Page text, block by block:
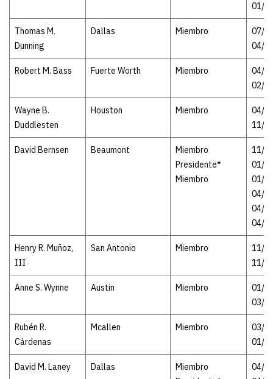
01/
Thomas M.
Dunning
Dallas Miembro
07/
04/
Robert M. Bass Fuerte Worth Miembro
04/
02/
Wayne B.
Duddlesten
Houston Miembro
04/
11/
David Bernsen Beaumont
Miembro
Presidente*
Miembro
11/
01/
01/
04/
04/
04/
Henry R. Muñoz,
III
San Antonio Miembro
11/
11/
Anne S. Wynne Austin Miembro
01/
03/
Rubén R.
Cárdenas
Mcallen Miembro
03/
01/
David M. Laney Dallas
Miembro
04/